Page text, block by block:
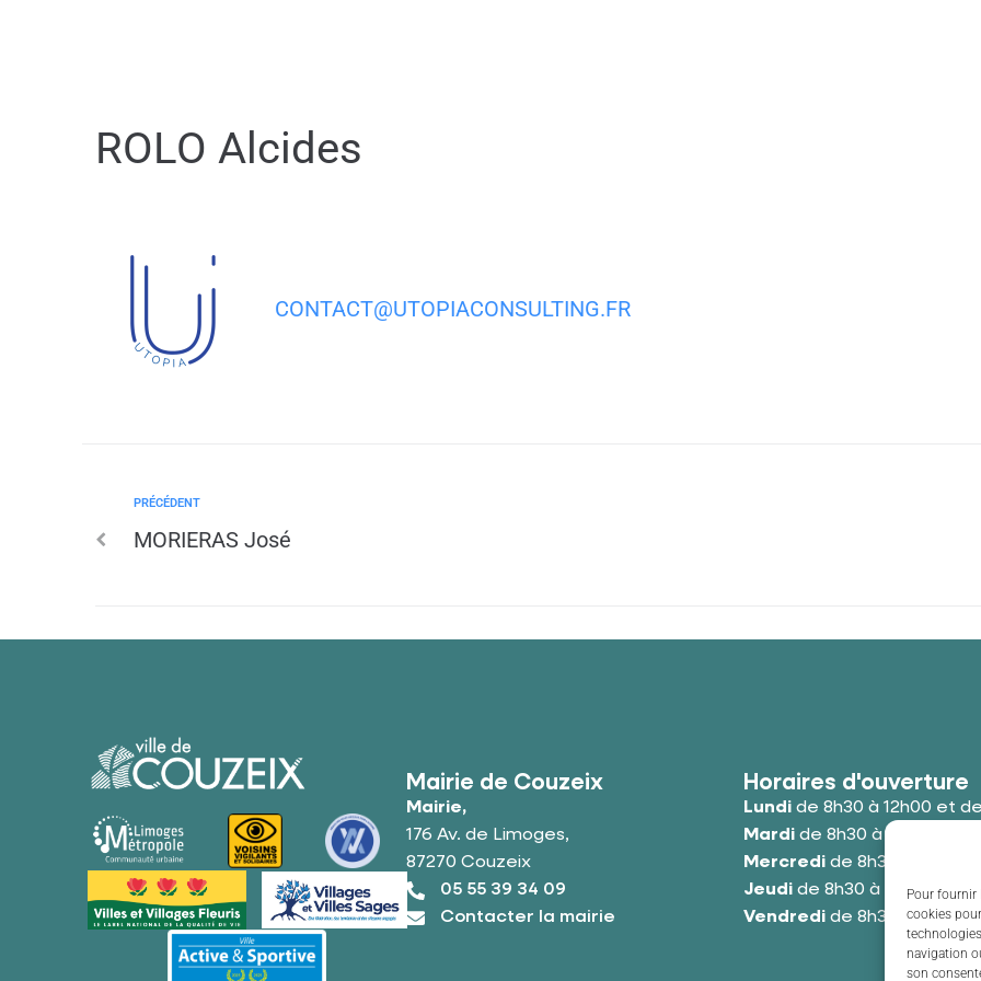
Pour fournir
cookies
navigation
son
ROLO Alcides
CONTACT@UTOPIACONSULTING.FR
PRÉCÉDENT
MORIERAS José
Mairie de Couzeix
Mairie,
176 Av. de Limoges,
87270 Couzeix
05 55 39 34 09
Contacter la mairie
Horaires d'ouverture
Lundide 8h30 à 12h00 et de
Mardide 8h30 à 12h00 et de
Mercredide 8h30 à 12h00
Jeudide 8h30 à 12h00 et
Vendredide 8h30 à 12h00